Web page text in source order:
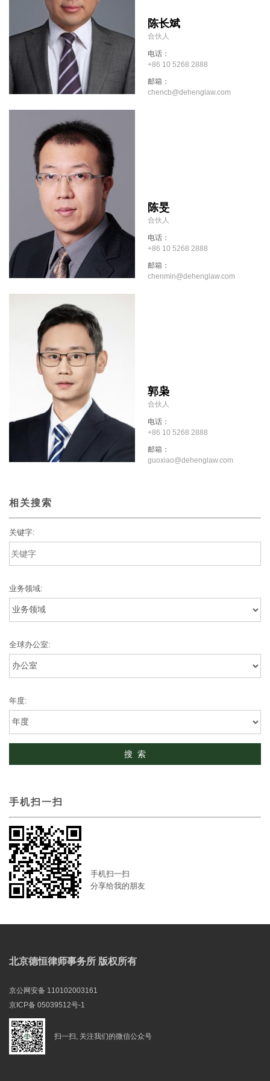
陈长斌
合伙人
电话：
+86 10 5268 2888
邮箱：
chencb@dehenglaw.com
陈旻
合伙人
电话：
+86 10 5268 2888
邮箱：
chenmin@dehenglaw.com
郭枭
合伙人
电话：
+86 10 5268 2888
邮箱：
guoxiao@dehenglaw.com
相关搜索
关键字:
业务领域:
全球办公室:
年度:
手机扫一扫
手机扫一扫
分享给我的朋友
北京德恒律师事务所 版权所有
京公网安备 110102003161
京ICP备 05039512号-1
扫一扫, 关注我们的微信公众号